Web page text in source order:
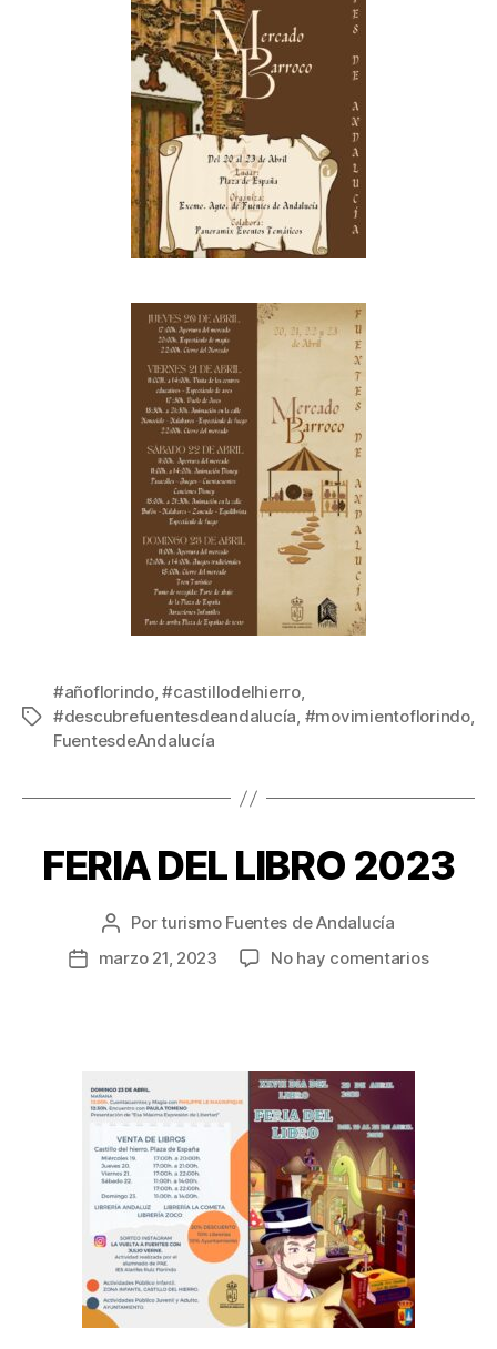
#añoflorindo,#castillodelhierro,
#descubrefuentesdeandalucía, #movimientoflorindo,
FuentesdeAndalucía
FERIA DEL LIBRO 2023
Porturismo Fuentes de Andalucía
marzo 21, 2023
No hay comentarios